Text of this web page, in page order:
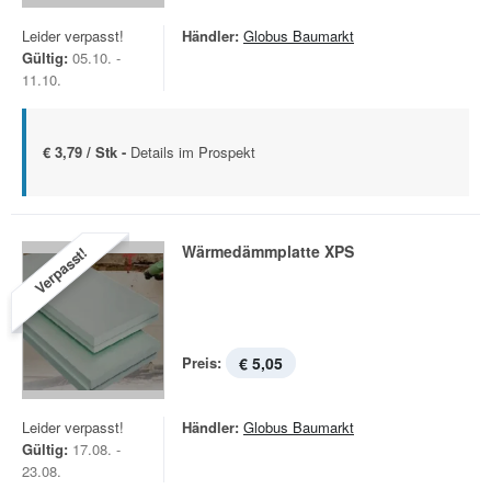
Leider verpasst!
Gültig: 05.10. -
11.10.
Händler: Globus Baumarkt
€ 3,79 / Stk - Details im Prospekt
Verpasst! Wärmedämmplatte XPS
Preis: € 5,05
Leider verpasst!
Gültig: 17.08. -
23.08.
Händler: Globus Baumarkt